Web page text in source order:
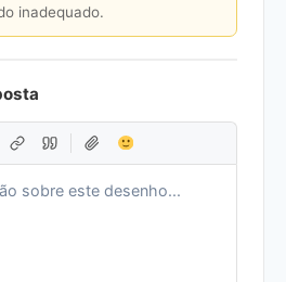
inadequado.